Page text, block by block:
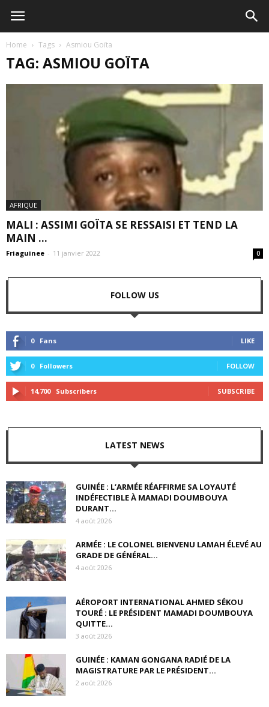
Home Tags Asmiou Goïta
TAG: ASMIOU GOÏTA
AFRIQUE
MALI : ASSIMI GOÏTA SE RESSAISI ET TEND LA
MAIN ...
Friaguinee - 11 janvier 2022 0
FOLLOW US
0 Fans LIKE
0 Followers FOLLOW
14,700 Subscribers SUBSCRIBE
LATEST NEWS
GUINÉE : L’ARMÉE RÉAFFIRME SA LOYAUTÉ
INDÉFECTIBLE À MAMADI DOUMBOUYA
DURANT...
4 août 2026
ARMÉE : LE COLONEL BIENVENU LAMAH ÉLEVÉ AU
GRADE DE GÉNÉRAL...
4 août 2026
AÉROPORT INTERNATIONAL AHMED SÉKOU
TOURÉ : LE PRÉSIDENT MAMADI DOUMBOUYA
QUITTE...
3 août 2026
GUINÉE : KAMAN GONGANA RADIÉ DE LA
MAGISTRATURE PAR LE PRÉSIDENT...
2 août 2026